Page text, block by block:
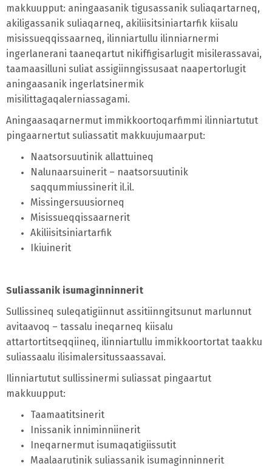
makkuupput: aningaasanik tigusassanik suliaqartarneq,
akiligassanik suliaqarneq, akiliisitsiniartarfik kiisalu
misissueqqissaarneq, ilinniartullu ilinniarnermi
ingerlanerani taaneqartut nikiffigisarlugit misilerassavai,
taamaasilluni suliat assigiinngissusaat naapertorlugit
aningaasanik ingerlatsinermik
misilittagaqalerniassagami.
Aningaasaqarnermut immikkoortoqarfimmi ilinniartutut
pingaarnertut suliassatit makkuujumaarput:
Naatsorsuutinik allattuineq
Nalunaarsuinerit – naatsorsuutinik
saqqummiussinerit il.il.
Missingersuusiorneq
Misissueqqissaarnerit
Akiliisitsiniartarfik
Ikiuinerit
Suliassanik isumaginninnerit
Sullissineq suleqatigiinnut assitiinngitsunut marlunnut
avitaavoq – tassalu ineqarneq kiisalu
attartortitseqqiineq, ilinniartullu immikkoortortat taakku
suliassaalu ilisimalersitussaassavai.
Ilinniartutut sullissinermi suliassat pingaartut
makkuupput:
Taamaatitsinerit
Inissanik inniminniinerit
Ineqarnermut isumaqatigiissutit
Maalaarutinik suliassanik isumaginninnerit